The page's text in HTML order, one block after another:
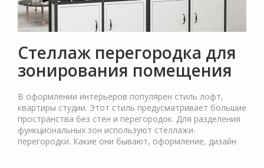
Стеллаж перегородка для
зонирования помещения
В оформлении интерьеров популярен стиль лофт,
квартиры студии. Этот стиль предусматривает большие
пространства без стен и перегородок. Для разделения
функциональных зон используют стеллажи-
перегородки. Какие они бывают, оформление, дизайн